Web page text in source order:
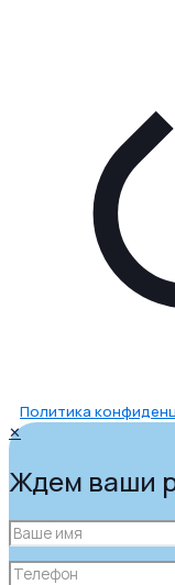
Политика
✕
Ждем ваши